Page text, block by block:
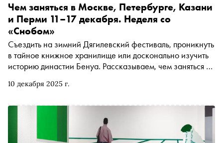
10 декабря 2025 г.
Чем заняться в Москве, Петербурге, Казани
и Перми 11–17 декабря. Неделя со
«Снобом»
Съездить на зимний Дягилевский фестиваль, проникнуть
в тайное книжное хранилище или досконально изучить
историю династии Бенуа. Рассказываем, чем заняться и